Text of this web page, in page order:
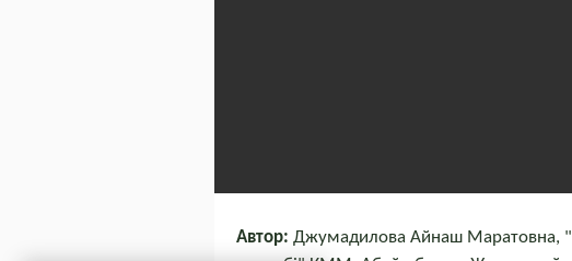
Автор: Джумадилова Айнаш Маратовна,